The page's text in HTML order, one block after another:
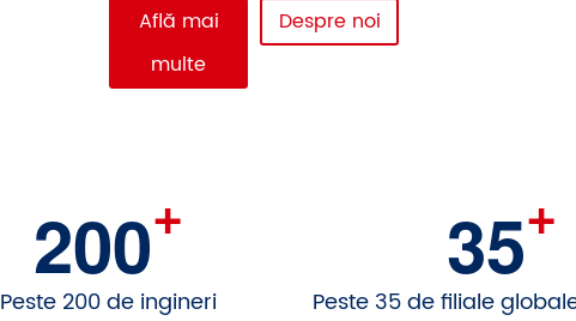
Află mai
multe
Despre noi
200+
Peste 200 de ingineri
35+
Peste 35 de filiale